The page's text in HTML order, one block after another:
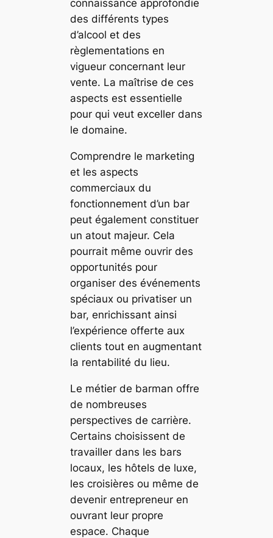
connaissance approfondie
des différents types
d’alcool et des
règlementations en
vigueur concernant leur
vente. La maîtrise de ces
aspects est essentielle
pour qui veut exceller dans
le domaine.
Comprendre le marketing
et les aspects
commerciaux du
fonctionnement d’un bar
peut également constituer
un atout majeur. Cela
pourrait même ouvrir des
opportunités pour
organiser des événements
spéciaux ou privatiser un
bar, enrichissant ainsi
l’expérience offerte aux
clients tout en augmentant
la rentabilité du lieu.
Le métier de barman offre
de nombreuses
perspectives de carrière.
Certains choisissent de
travailler dans les bars
locaux, les hôtels de luxe,
les croisières ou même de
devenir entrepreneur en
ouvrant leur propre
espace. Chaque